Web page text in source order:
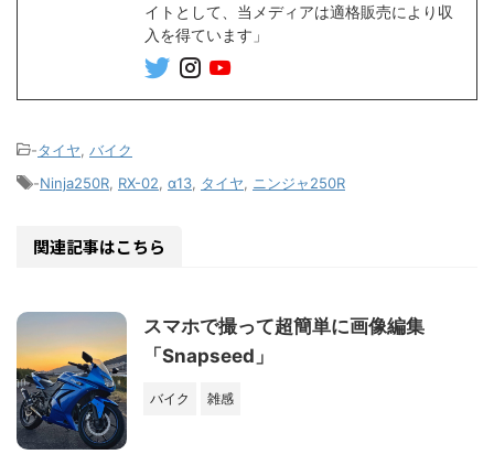
イトとして、当メディアは適格販売により収
入を得ています」
-タイヤ バイク
-Ninja250R RX-02 α13 タイヤ ニンジャ250R
関連記事はこちら
スマホで撮って超簡単に画像編集
「Snapseed」
バイク 雑感